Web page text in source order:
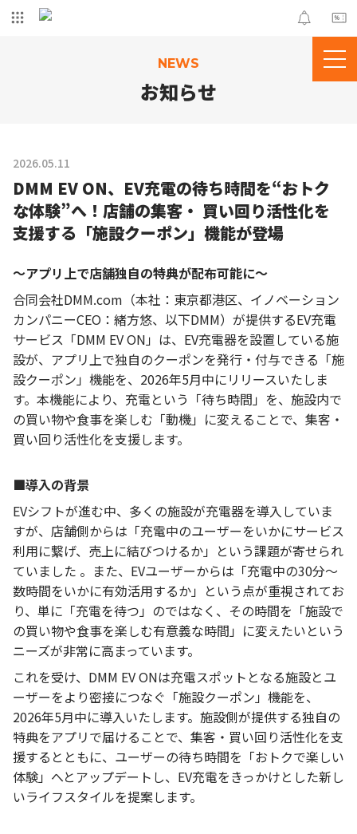
NEWS
お知らせ
2026.05.11
DMM EV ON、EV充電の待ち時間を“おトク
な体験”へ！店舗の集客・ 買い回り活性化を
支援する「施設クーポン」機能が登場
〜アプリ上で店舗独自の特典が配布可能に〜
合同会社DMM.com（本社：東京都港区、イノベーション
カンパニーCEO：緒方悠、以下DMM）が提供するEV充電
サービス「DMM EV ON」は、EV充電器を設置している施
設が、アプリ上で独自のクーポンを発行・付与できる「施
設クーポン」機能を、2026年5月中にリリースいたしま
す。本機能により、充電という「待ち時間」を、施設内で
の買い物や食事を楽しむ「動機」に変えることで、集客・
買い回り活性化を支援します。
■導入の背景
EVシフトが進む中、多くの施設が充電器を導入していま
すが、店舗側からは「充電中のユーザーをいかにサービス
利用に繋げ、売上に結びつけるか」という課題が寄せられ
ていました 。また、EVユーザーからは「充電中の30分〜
数時間をいかに有効活用するか」という点が重視されてお
り、単に「充電を待つ」のではなく、その時間を「施設で
の買い物や食事を楽しむ有意義な時間」に変えたいという
ニーズが非常に高まっています。
これを受け、DMM EV ONは充電スポットとなる施設とユ
ーザーをより密接につなぐ「施設クーポン」機能を、
2026年5月中に導入いたします。施設側が提供する独自の
特典をアプリで届けることで、集客・買い回り活性化を支
援するとともに、ユーザーの待ち時間を「おトクで楽しい
体験」へとアップデートし、EV充電をきっかけとした新し
いライフスタイルを提案します。